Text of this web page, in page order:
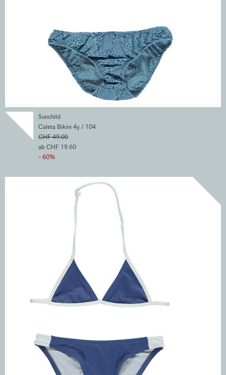
Sunchild
Caleta Bikini 4y / 104
CHF 49.00
ab CHF 19.60
- 60%